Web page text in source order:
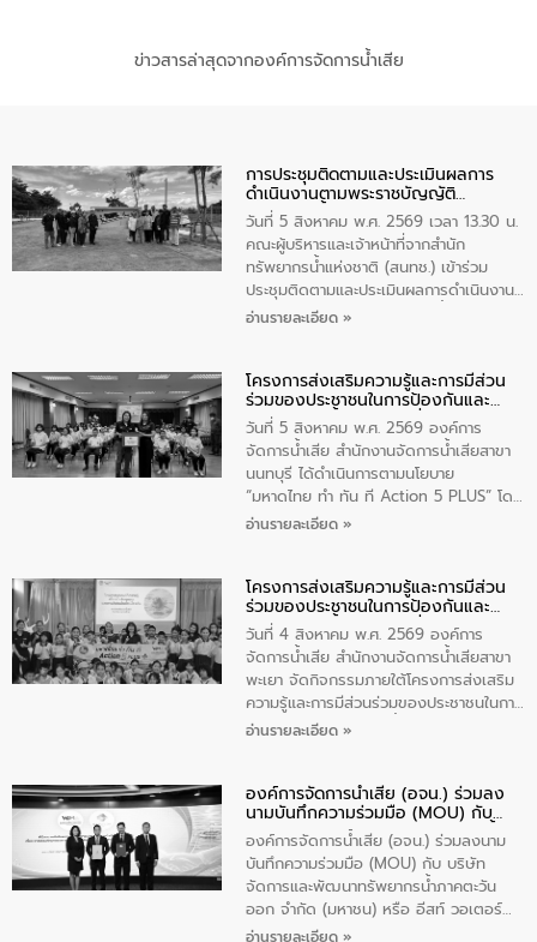
ข่าวสารล่าสุดจากองค์การจัดการน้ำเสีย
การประชุมติดตามและประเมินผลการ
ดำเนินงานตามพระราชบัญญัติ
ทรัพยากรน้ำ พ.ศ. 2561 ประจำ
ปีงบประมาณ พ.ศ. 2569
วันที่ 5 สิงหาคม พ.ศ. 2569 เวลา 13.30 น.
คณะผู้บริหารและเจ้าหน้าที่จากสำนัก
ทรัพยากรน้ำแห่งชาติ (สนทช.) เข้าร่วม
ประชุมติดตามและประเมินผลการดำเนินงาน
ตามพระราชบัญญัติทรัพยากรน้ำ พ.ศ. 2561
วัดสิงห์ จังหวัดชัยนาท โดยมีนายแสงชัย
สุขชื่น นายกเทศมนตรีตำบลวัดสิงห์ คณะผู้
บริหารเทศบาลตำบลวัดสิงห์ ผู้นำชุมชน และ
ประชาชนในพื้นที่เทศบาลตำบลวัดสิงก์ที่มี
ส่วนได้ส่วนเสียในโครงก่อสร้างศูนย์บริหาร
จัดการคุณภาพน้ำเทศบาลตำบลวัดสิงห์
จังหวัดชัยนาท ให้การต้อนรับ
อ่านรายละเอียด »
โครงการส่งเสริมความรู้และการมีส่วน
ร่วมของประชาชนในการป้องกันและ
แก้ไขปัญหาน้ำเสียอย่างยั่งยืน
วันที่ 5 สิงหาคม พ.ศ. 2569 องค์การ
จัดการน้ำเสีย สำนักงานจัดการน้ำเสียสาขา
นนทบุรี ได้ดำเนินการตามนโยบาย
“มหาดไทย ทำ ทัน ที Action 5 PLUS” โดย
จัดโครงการส่งเสริมความรู้และการมีส่วน
“ชุมชนร่วมใจ น้ำใสยั่งยืน” ได้บรรยายให้
ความรู้เกี่ยวกับการจัดการน้ำเสียและการใช้
ถังดักไขมันให้แก่นักเรียนโรงเรียนวัดบ่อ
(นันทวิทยา) เทศบาลนครปากเกร็ด อำเภอ
ปากเกร็ด จังหวัดนนทบุรี จำนวน 30 คน
อ่านรายละเอียด »
โครงการส่งเสริมความรู้และการมีส่วน
ร่วมของประชาชนในการป้องกันและ
แก้ไขปัญหาน้ำเสียอย่างยั่งยืน
วันที่ 4 สิงหาคม พ.ศ. 2569 องค์การ
จัดการน้ำเสีย สำนักงานจัดการน้ำเสียสาขา
พะเยา จัดกิจกรรมภายใต้โครงการส่งเสริม
ความรู้และการมีส่วนร่วมของประชาชนในการ
ป้องกันและแก้ไขปัญหาน้ำเสียอย่างยั่งยืน
ชุมชนและการบำบัดน้ำเสียเบื้องต้น ให้กับ
นักเรียนชั้นประถมศึกษาปีที่ 5 โรงเรียน
เทศบาล 1 (พะเยาประชานุกูล) จำนวน 30
คน
อ่านรายละเอียด »
องค์การจัดการน้ำเสีย (อจน.) ร่วมลง
นามบันทึกความร่วมมือ (MOU) กับ
บริษัท จัดการและพัฒนาทรัพยากรน้ำ
ภาคตะวันออก จำกัด (มหาชน) หรือ อีส
ท์ วอเตอร์
องค์การจัดการน้ำเสีย (อจน.) ร่วมลงนาม
บันทึกความร่วมมือ (MOU) กับ บริษัท
จัดการและพัฒนาทรัพยากรน้ำภาคตะวัน
ออก จำกัด (มหาชน) หรือ อีสท์ วอเตอร์
เมื่อวันอังคารที่ 4 สิงหาคม 2569 ณ ห้อง
อ่านรายละเอียด »